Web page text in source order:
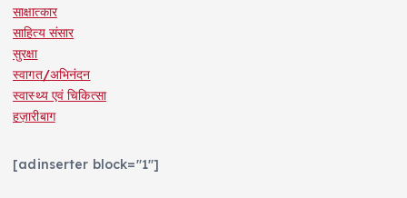
साक्षात्कार
साहित्य संसार
सुरक्षा
स्वागत/अभिनंदन
स्वास्थ्य एवं चिकित्सा
हज़ारीबाग
[adinserter block="1"]